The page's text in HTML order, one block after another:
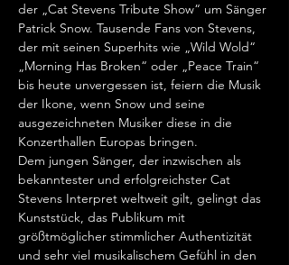
der „Cat Stevens Tribute Show“ um Sänger
Patrick Snow. Tausende Fans von Stevens,
der mit seinen Superhits wie „Wild Wold“
„Morning Has Broken“ oder „Peace Train“
bis heute unvergessen ist, feiern die Musik
der Ikone, wenn Snow und seine
ausgezeichneten Musiker diese in die
Konzerthallen Europas bringen.
Dem jungen Sänger, der inzwischen als
bekanntester und erfolgreichster Cat
Stevens Interpret weltweit gilt, gelingt das
Kunststück, das Publikum mit
größtmöglicher stimmlicher Authentizität
und sehr viel musikalischem Gefühl in den